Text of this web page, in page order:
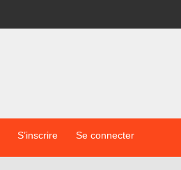
S’inscrire Se connecter